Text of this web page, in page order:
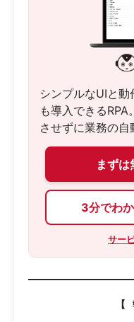
シンプルなUIと
も導入できる
させずに業務の自
まず
3分でわ
サー